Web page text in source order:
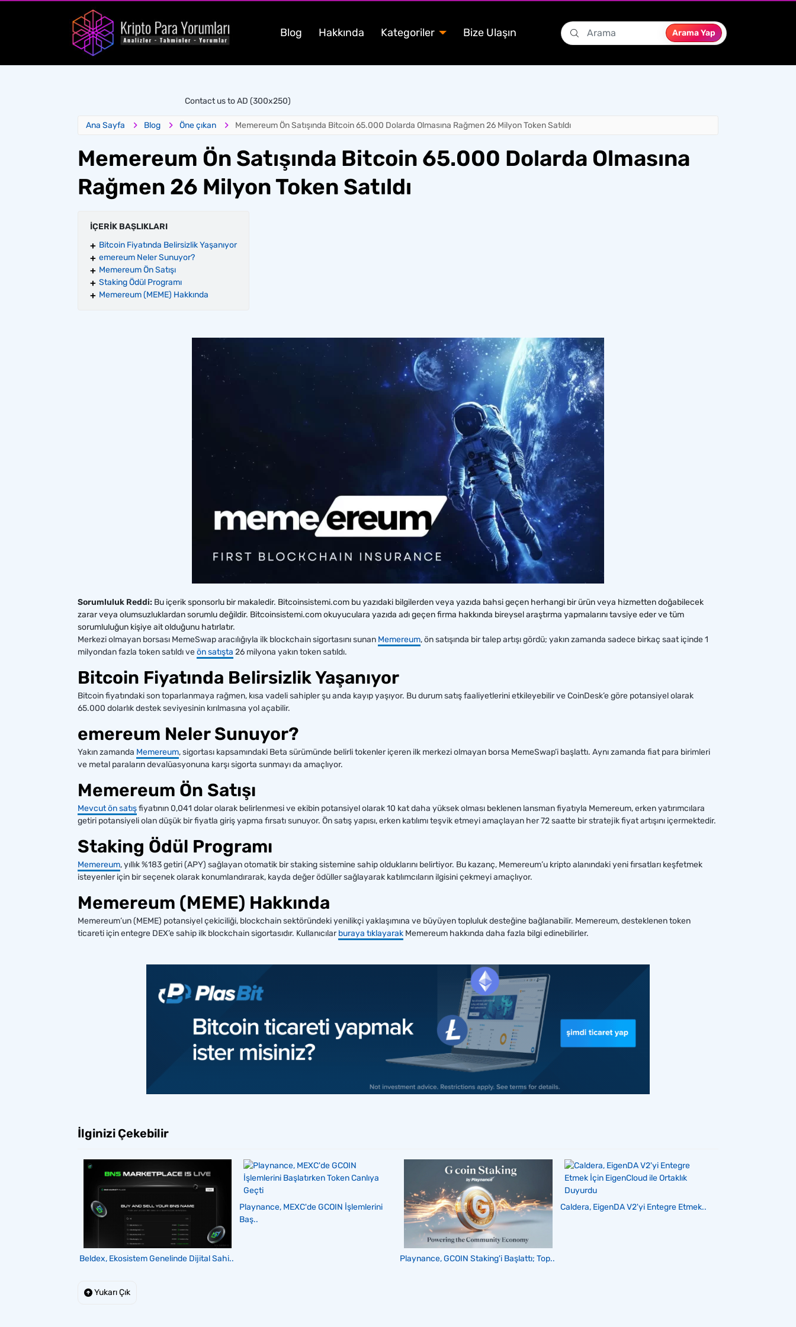
Blog Hakkında Kategoriler Bize Ulaşın Arama Yap
Contact us to AD (300x250)
Ana Sayfa Blog Öne çıkan Memereum Ön Satışında Bitcoin 65.000 Dolarda Olmasına Rağmen 26 Milyon Token Satıldı
Memereum Ön Satışında Bitcoin 65.000 Dolarda Olmasına
Rağmen 26 Milyon Token Satıldı
İÇERİK BAŞLIKLARI
Bitcoin Fiyatında Belirsizlik Yaşanıyor
emereum Neler Sunuyor?
Memereum Ön Satışı
Staking Ödül Programı
Memereum (MEME) Hakkında
Sorumluluk Reddi: Bu içerik sponsorlu bir makaledir. Bitcoinsistemi.com bu yazıdaki bilgilerden veya yazıda bahsi geçen herhangi bir ürün veya hizmetten doğabilecek
zarar veya olumsuzluklardan sorumlu değildir. Bitcoinsistemi.com okuyuculara yazıda adı geçen firma hakkında bireysel araştırma yapmalarını tavsiye eder ve tüm
sorumluluğun kişiye ait olduğunu hatırlatır.
Merkezi olmayan borsası MemeSwap aracılığıyla ilk blockchain sigortasını sunan Memereum, ön satışında bir talep artışı gördü; yakın zamanda sadece birkaç saat içinde 1
milyondan fazla token satıldı veön satışta 26 milyona yakın token satıldı.
Bitcoin Fiyatında Belirsizlik Yaşanıyor
Bitcoin fiyatındaki son toparlanmaya rağmen, kısa vadeli sahipler şu anda kayıp yaşıyor. Bu durum satış faaliyetlerini etkileyebilir ve CoinDesk’e göre potansiyel olarak
65.000 dolarlık destek seviyesinin kırılmasına yol açabilir.
emereum Neler Sunuyor?
Yakın zamanda Memereum, sigortası kapsamındaki Beta sürümünde belirli tokenler içeren ilk merkezi olmayan borsa MemeSwap’i başlattı. Aynı zamanda fiat para birimleri
ve metal paraların devalüasyonuna karşı sigorta sunmayı da amaçlıyor.
Memereum Ön Satışı
Mevcut ön satışfiyatının 0,041 dolar olarak belirlenmesi ve ekibin potansiyel olarak 10 kat daha yüksek olması beklenen lansman fiyatıyla Memereum, erken yatırımcılara
getiri potansiyeli olan düşük bir fiyatla giriş yapma fırsatı sunuyor. Ön satış yapısı, erken katılımı teşvik etmeyi amaçlayan her 72 saatte bir stratejik fiyat artışını içermektedir.
Staking Ödül Programı
Memereum, yıllık %183 getiri (APY) sağlayan otomatik bir staking sistemine sahip olduklarını belirtiyor. Bu kazanç, Memereum’u kripto alanındaki yeni fırsatları keşfetmek
isteyenler için bir seçenek olarak konumlandırarak, kayda değer ödüller sağlayarak katılımcıların ilgisini çekmeyi amaçlıyor.
Memereum (MEME) Hakkında
Memereum’un (MEME) potansiyel çekiciliği, blockchain sektöründeki yenilikçi yaklaşımına ve büyüyen topluluk desteğine bağlanabilir. Memereum, desteklenen token
ticareti için entegre DEX’e sahip ilk blockchain sigortasıdır. Kullanıcılarburaya tıklayarakMemereum hakkında daha fazla bilgi edinebilirler.
İlginizi Çekebilir
Beldex, Ekosistem Genelinde Dijital Sahi..
Playnance, MEXC'de GCOIN İşlemlerini
Baş..
Playnance, GCOIN Staking'i Başlattı; Top..
Caldera, EigenDA V2'yi Entegre Etmek..
Yukarı Çık